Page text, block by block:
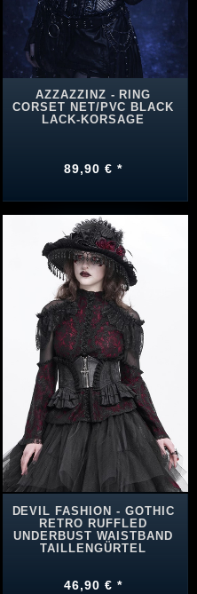
AZZAZZINZ - RING
CORSET NET/PVC BLACK
LACK-KORSAGE
89,90 € *
DEVIL FASHION - GOTHIC
RETRO RUFFLED
UNDERBUST WAISTBAND
TAILLENGÜRTEL
46,90 € *